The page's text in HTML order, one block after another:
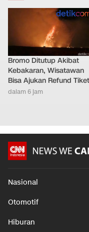
Bromo Ditutup Akibat
Kebakaran, Wisatawan
Bisa Ajukan Refund Tiket
dalam 6 jam
Nasional
Otomotif
Hiburan